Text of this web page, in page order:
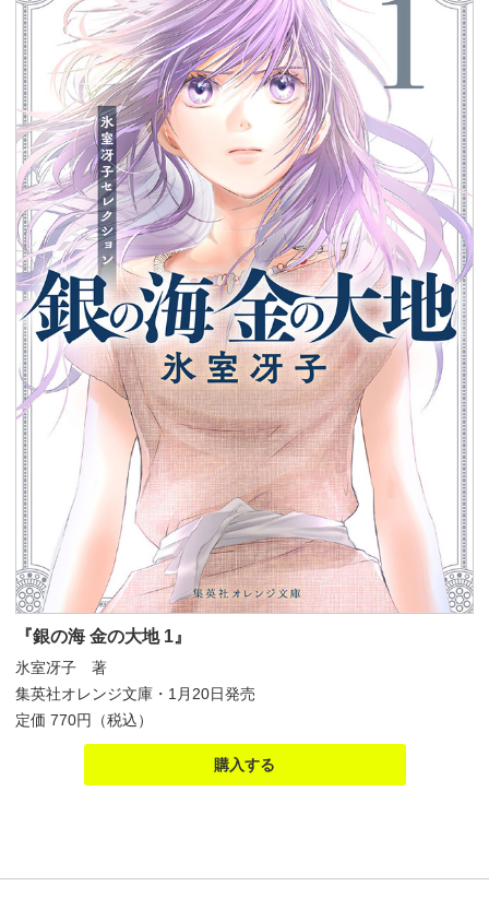
『銀の海 金の大地 1』
氷室冴子 著
集英社オレンジ文庫・1月20日発売
定価 770円（税込）
購入する